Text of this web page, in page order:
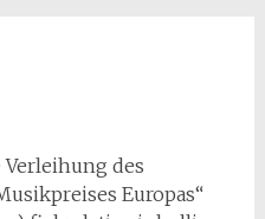
Verleihung des
Europas“